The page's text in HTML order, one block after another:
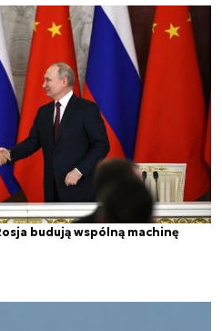
budują wspólną machinę